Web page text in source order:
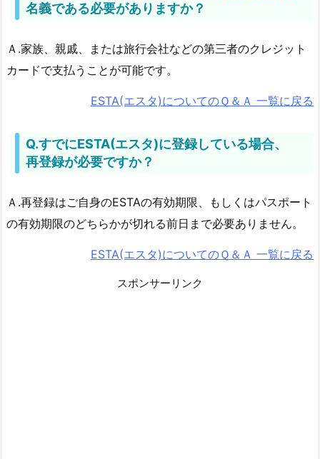
名義である必要がありますか？
Ａ.家族、親戚、または旅行会社などの第三者のクレジット
カードで支払うことが可能です。
ESTA(エスタ)についてのＱ＆Ａ 一覧に戻る
Q.すでにESTA(エスタ)に登録している場合、
再登録が必要ですか？
Ａ.再登録はご自身のESTAの有効期限、もしくはパスポート
の有効期限のどちらかが切れる前日まで必要ありません。
ESTA(エスタ)についてのＱ＆Ａ 一覧に戻る
スポンサーリンク